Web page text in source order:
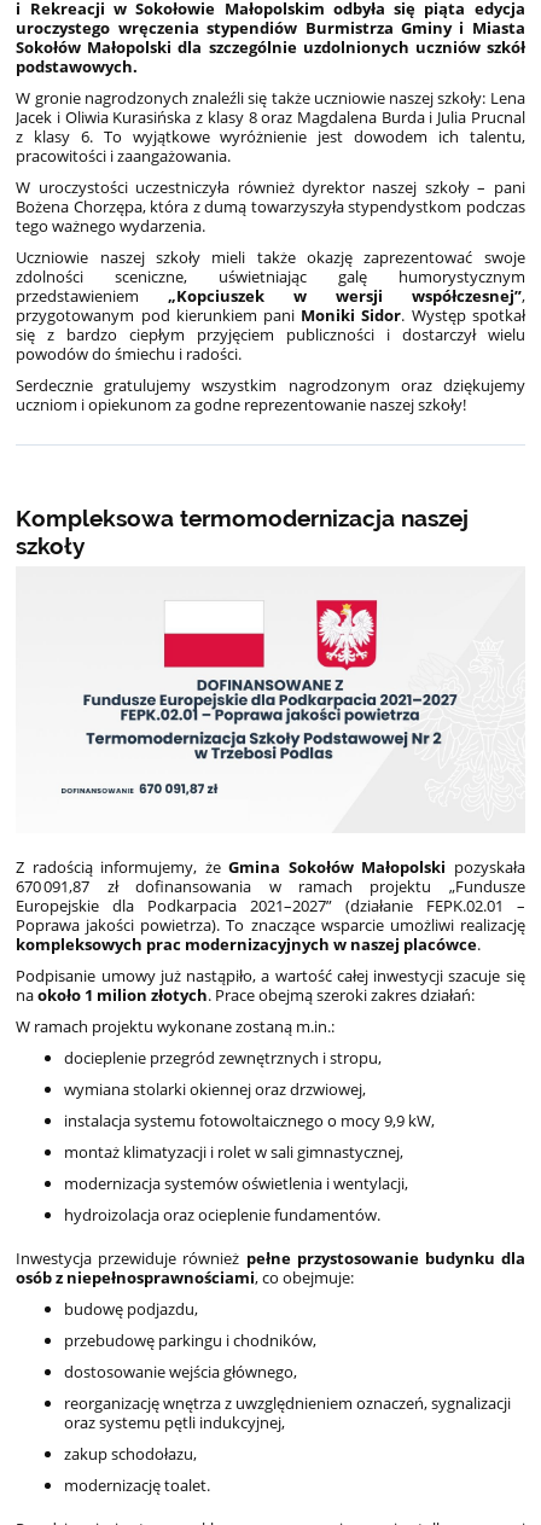
i Rekreacji w Sokołowie Małopolskim odbyła się piąta edycja
uroczystego wręczenia stypendiów Burmistrza Gminy i Miasta
Sokołów Małopolski dla szczególnie uzdolnionych uczniów szkół
podstawowych.
W gronie nagrodzonych znaleźli się także uczniowie naszej szkoły: Lena
Jacek i Oliwia Kurasińska z klasy 8 oraz Magdalena Burda i Julia Prucnal
z klasy 6. To wyjątkowe wyróżnienie jest dowodem ich talentu,
pracowitości i zaangażowania.
W uroczystości uczestniczyła również dyrektor naszej szkoły – pani
Bożena Chorzępa, która z dumą towarzyszyła stypendystkom podczas
tego ważnego wydarzenia.
Uczniowie naszej szkoły mieli także okazję zaprezentować swoje
zdolności sceniczne, uświetniając galę humorystycznym
przedstawieniem„Kopciuszek w wersji współczesnej”,
przygotowanym pod kierunkiem pani Moniki Sidor. Występ spotkał
się z bardzo ciepłym przyjęciem publiczności i dostarczył wielu
powodów do śmiechu i radości.
Serdecznie gratulujemy wszystkim nagrodzonym oraz dziękujemy
uczniom i opiekunom za godne reprezentowanie naszej szkoły!
Kompleksowa termomodernizacja naszej
szkoły
Z radością informujemy, żeGmina Sokołów Małopolski pozyskała
670 091,87 zł dofinansowania w ramach projektu „Fundusze
Europejskie dla Podkarpacia 2021–2027” (działanie FEPK.02.01 –
Poprawa jakości powietrza). To znaczące wsparcie umożliwi realizację
kompleksowych prac modernizacyjnych w naszej placówce.
Podpisanie umowy już nastąpiło, a wartość całej inwestycji szacuje się
naokoło 1 milion złotych. Prace obejmą szeroki zakres działań:
W ramach projektu wykonane zostaną m.in.:
docieplenie przegród zewnętrznych i stropu,
wymiana stolarki okiennej oraz drzwiowej,
instalacja systemu fotowoltaicznego o mocy 9,9 kW,
montaż klimatyzacji i rolet w sali gimnastycznej,
modernizacja systemów oświetlenia i wentylacji,
hydroizolacja oraz ocieplenie fundamentów.
Inwestycja przewiduje również pełne przystosowanie budynku dla
osób z niepełnosprawnościami, co obejmuje:
budowę podjazdu,
przebudowę parkingu i chodników,
dostosowanie wejścia głównego,
reorganizację wnętrza z uwzględnieniem oznaczeń, sygnalizacji
oraz systemu pętli indukcyjnej,
zakup schodołazu,
modernizację toalet.